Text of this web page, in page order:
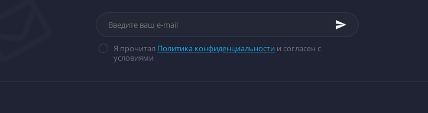
Я прочитал Политика конфиденциальности и согласен с
условиями